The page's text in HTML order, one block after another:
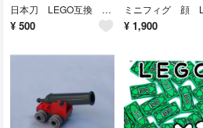
日本刀 LEGO互換 片手剣 レゴ武器 インテリア モンハン 侍 忍者 両手剣
¥ 500 ¥ 1,900